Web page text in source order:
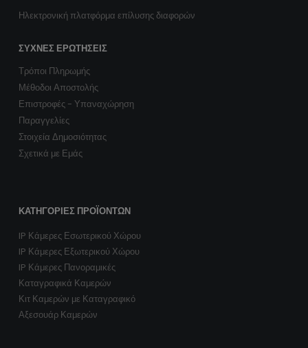
Ηλεκτρονική πλατφόρμα επίλυσης διαφορών
ΣΥΧΝΈΣ ΕΡΩΤΉΣΕΙΣ
Τρόποι Πληρωμής
Μέθοδοι Αποστολής
Επιστροφές - Υπαναχώρηση
Παραγγελίες
Στοιχεία Δημοσιότητας
Σχετικά με Εμάς
ΚΑΤΗΓΟΡΊΕΣ ΠΡΟΪΌΝΤΩΝ
IP Κάμερες Εσωτερικού Χώρου
IP Κάμερες Εξωτερικού Χώρου
IP Κάμερες Πανοραμικές
Καταγραφικά Καμερών
Κιτ Καμερών με Καταγραφικό
Αξεσουάρ Καμερών